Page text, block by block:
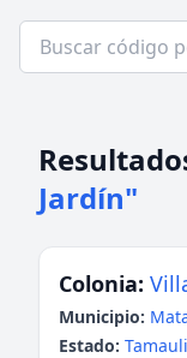
Jardín"
Colonia:
Municipio:
Estado: